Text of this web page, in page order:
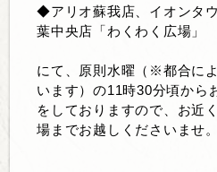
◆アリオ蘇我店、イオンタ
葉中央店「わくわく広場」
にて、原則水曜（※都合に
います）の11時30分頃から
をしておりますので、お近
場までお越しくださいませ。